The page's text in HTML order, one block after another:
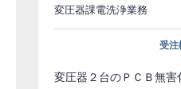
変圧器課電洗浄業務
受注
変圧器２台のＰＣＢ無害